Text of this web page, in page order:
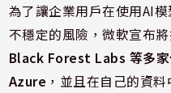
為了讓企業用戶在使用AI
不穩定的風險，微軟宣布
Black Forest Labs 等多
Azure ，並且在自己的資